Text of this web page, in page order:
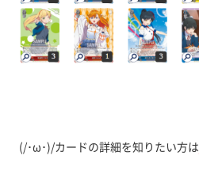
(/･ω･)/カードの詳細を知りたい方は